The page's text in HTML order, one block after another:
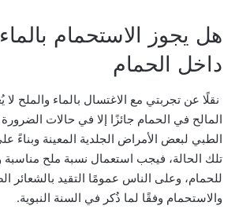
هل يجوز الاستحمام
داخل الحمام
نقلًا عن تجربتي مع الاغتسال بالماء والملح لا
المالح في الحمام جائزًا إلا في حالات الضرورة
الطبي لبعض الأمراض الجلدية المعينة وبناءً
تلك الحالة، فيجب استعمال نسبة ملح
للحمام، وعلى الناس عمومًا التقيد بالشعائر
والاستحمام وفقًا لما ذُكر في السنة النبوية.